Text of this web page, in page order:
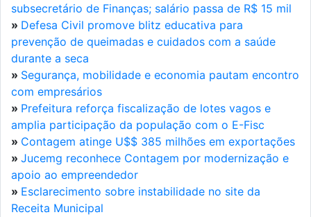
subsecretário de Finanças; salário passa de R$ 15 mil
» Defesa Civil promove blitz educativa para
prevenção de queimadas e cuidados com a saúde
durante a seca
» Segurança, mobilidade e economia pautam encontro
com empresários
» Prefeitura reforça fiscalização de lotes vagos e
amplia participação da população com o E-Fisc
» Contagem atinge U$$ 385 milhões em exportações
» Jucemg reconhece Contagem por modernização e
apoio ao empreendedor
» Esclarecimento sobre instabilidade no site da
Receita Municipal